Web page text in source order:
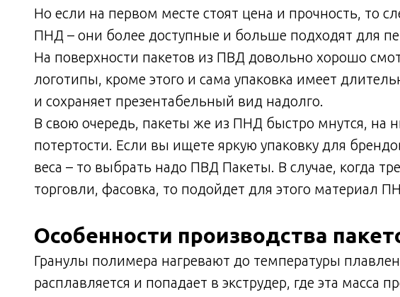
Но если на первом месте стоят цена и прочность, то
ПНД – они более доступные и больше подходят для
На поверхности пакетов из ПВД довольно хорошо
логотипы, кроме этого и сама упаковка имеет
и сохраняет презентабельный вид надолго.
В свою очередь, пакеты же из ПНД быстро мнутся, на
потертости. Если вы ищете яркую упаковку для
веса – то выбрать надо ПВД Пакеты. В случае, когда
торговли, фасовка, то подойдет для этого материал
Особенности производства
Гранулы полимера нагревают до температуры
расплавляется и попадает в экструдер, где эта масса